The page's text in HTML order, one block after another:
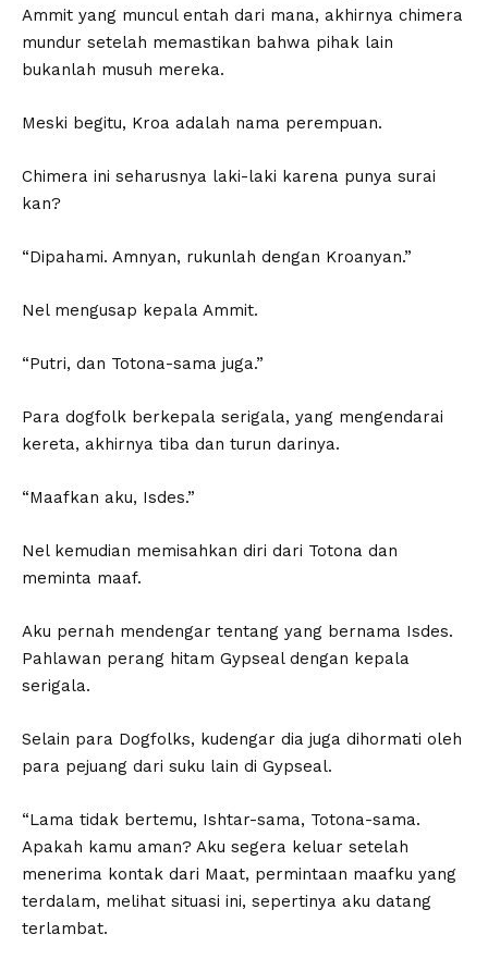
Ammit yang muncul entah dari mana, akhirnya chimera
mundur setelah memastikan bahwa pihak lain
bukanlah musuh mereka.
Meski begitu, Kroa adalah nama perempuan.
Chimera ini seharusnya laki-laki karena punya surai
kan?
“Dipahami. Amnyan, rukunlah dengan Kroanyan.”
Nel mengusap kepala Ammit.
“Putri, dan Totona-sama juga.”
Para dogfolk berkepala serigala, yang mengendarai
kereta, akhirnya tiba dan turun darinya.
“Maafkan aku, Isdes.”
Nel kemudian memisahkan diri dari Totona dan
meminta maaf.
Aku pernah mendengar tentang yang bernama Isdes.
Pahlawan perang hitam Gypseal dengan kepala
serigala.
Selain para Dogfolks, kudengar dia juga dihormati oleh
para pejuang dari suku lain di Gypseal.
“Lama tidak bertemu, Ishtar-sama, Totona-sama.
Apakah kamu aman? Aku segera keluar setelah
menerima kontak dari Maat, permintaan maafku yang
terdalam, melihat situasi ini, sepertinya aku datang
terlambat.